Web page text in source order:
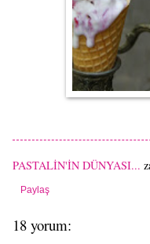
PASTALİN'İN DÜNYASI...
Paylaş
18 yorum: